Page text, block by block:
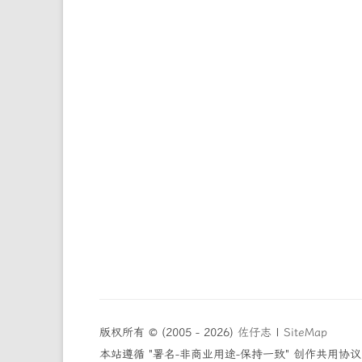
版权所有 © (2005 - 2026)佐仔志 |SiteMap
本站遵循 "署名-非商业用途-保持一致" 创作共用协